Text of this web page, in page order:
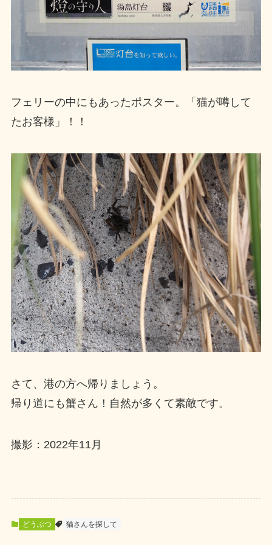
フェリーの中にもあったポスター。「猫が噂して
たお客様」！！
さて、港の方へ帰りましょう。
帰り道にも蟹さん！自然が多くて素敵です。
撮影：2022年11月
どうぶつ 猫さんを探して